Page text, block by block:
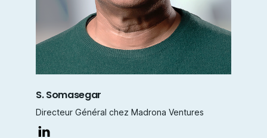
S. Somasegar
Directeur Général chez Madrona Ventures